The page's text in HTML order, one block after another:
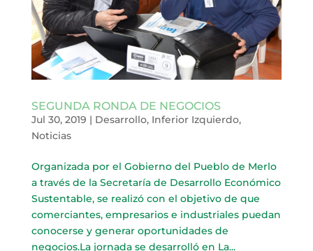
SEGUNDA RONDA DE NEGOCIOS
Jul 30, 2019 | Desarrollo, Inferior Izquierdo,
Noticias
Organizada por el Gobierno del Pueblo de Merlo
a través de la Secretaría de Desarrollo Económico
Sustentable, se realizó con el objetivo de que
comerciantes, empresarios e industriales puedan
conocerse y generar oportunidades de
negocios.La jornada se desarrolló en La...